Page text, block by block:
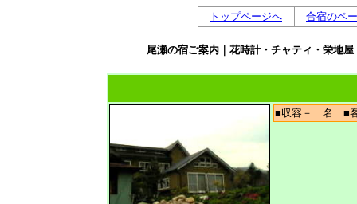
トップページへ 合宿のペ
尾瀬の宿ご案内｜花時計・チャティ・栄地
■収容－ 名 ■